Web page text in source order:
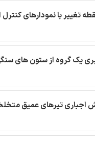
تغییر با نمودارهای کنترل
یک گروه از ستون های
اجباری تیرهای عمیق